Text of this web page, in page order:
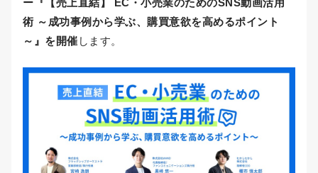
ー『【売上直結】 EC・小売業のためのSNS動画活用
術 ～成功事例から学ぶ、購買意欲を高めるポイント
～』を開催 します。